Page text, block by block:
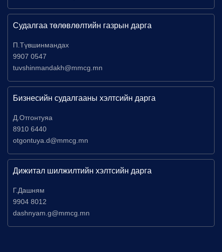
Судалгаа төлөвлөлтийн газрын дарга
П.Түвшинмандах
9907 0547
tuvshinmandakh@mmcg.mn
Бизнесийн судалгааны хэлтсийн дарга
Д.Отгонтуяа
8910 6440
otgontuya.d@mmcg.mn
Дижитал шилжилтийн хэлтсийн дарга
Г.Дашням
9904 8012
dashnyam.g@mmcg.mn